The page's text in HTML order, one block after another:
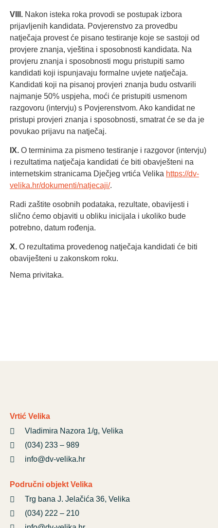
VIII. Nakon isteka roka provodi se postupak izbora
prijavljenih kandidata. Povjerenstvo za provedbu
natječaja provest će pisano testiranje koje se sastoji od
provjere znanja, vještina i sposobnosti kandidata. Na
provjeru znanja i sposobnosti mogu pristupiti samo
kandidati koji ispunjavaju formalne uvjete natječaja.
Kandidati koji na pisanoj provjeri znanja budu ostvarili
najmanje 50% uspjeha, moći će pristupiti usmenom
razgovoru (intervju) s Povjerenstvom. Ako kandidat ne
pristupi provjeri znanja i sposobnosti, smatrat će se da je
povukao prijavu na natječaj.
IX. O terminima za pismeno testiranje i razgovor (intervju)
i rezultatima natječaja kandidati će biti obavješteni na
internetskim stranicama Dječjeg vrtića Velika https://dv-
velika.hr/dokumenti/natjecaji/.
Radi zaštite osobnih podataka, rezultate, obavijesti i
slično ćemo objaviti u obliku inicijala i ukoliko bude
potrebno, datum rođenja.
X. O rezultatima provedenog natječaja kandidati će biti
obaviješteni u zakonskom roku.
Nema privitaka.
Vrtić Velika
Vladimira Nazora 1/g, Velika
(034) 233 – 989
info@dv-velika.hr
Područni objekt Velika
Trg bana J. Jelačića 36, Velika
(034) 222 – 210